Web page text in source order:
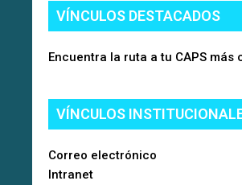
VÍNCULOS DESTACADOS
Encuentra la ruta a tu CAPS más
VÍNCULOS
Correo electrónico
Intranet